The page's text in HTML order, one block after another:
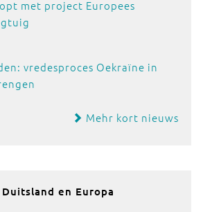
met project Europees
vredesproces Oekraïne in
Mehr kort nieuws
en Europa